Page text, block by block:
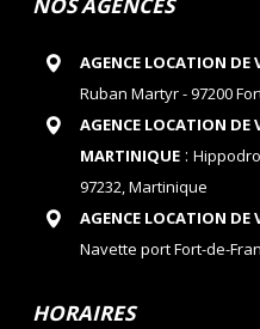
NOS AGENCES
AGENCE LOCATION DE
Ruban Martyr - 97200
AGENCE LOCATION DE
MARTINIQUE:
97232, Martinique
AGENCE LOCATION
Navette port Fort-de-
HORAIRES